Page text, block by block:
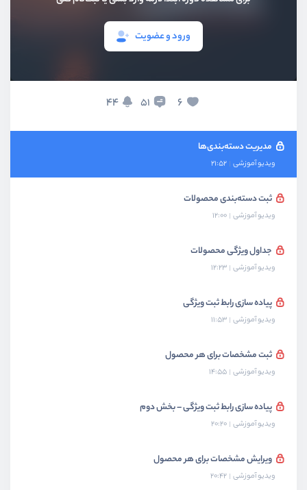
ورود و عضویت
6
51
44
ویدیو آموزشی
مدیریت دسته‌بندی‌ها
ویدیو آموزشی 21:52
ثبت دسته‌بندی محصولات
ویدیو آموزشی 12:00
جداول ویژگی محصولات
ویدیو آموزشی 12:23
پیاده سازی رابط ثبت ویژگی
ویدیو آموزشی 11:53
ثبت مشخصات برای هر محصول
ویدیو آموزشی 14:55
پیاده سازی رابط ثبت ویژگی – بخش دوم
ویدیو آموزشی 20:20
ویرایش مشخصات برای هر محصول
ویدیو آموزشی 20:42